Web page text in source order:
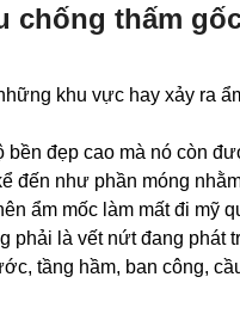
chống thấm
khu vực hay xảy ra
bền đẹp cao mà nó còn
đến như phần móng
ẩm mốc làm mất đi mỹ
phải là vết nứt đang phát
tầng hầm, ban công,